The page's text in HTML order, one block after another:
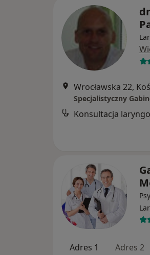
Wrocławska 22,
Specjalistyczny
Konsultacja
Adres 1 Adres 2